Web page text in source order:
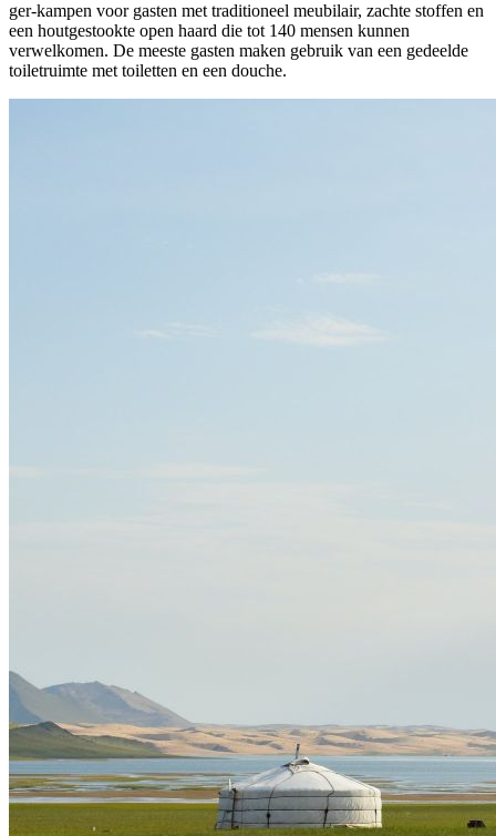
ger-kampen voor gasten met traditioneel meubilair, zachte stoffen en
een houtgestookte open haard die tot 140 mensen kunnen
verwelkomen. De meeste gasten maken gebruik van een gedeelde
toiletruimte met toiletten en een douche.